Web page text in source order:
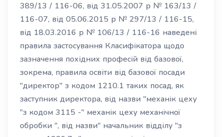
389/13 / 116-06, від 31.05.2007 р № 163/13 /
116-07, від 05.06.2015 р № 297/13 / 116-15,
від 18.03.2016 р № 106/13 / 116-16 наведені
правила застосування Класифікатора щодо
зазначення похідних професій від базової,
зокрема, правила освіти від базової посади
"директор" з кодом 1210.1 таких посад, як
заступник директора, від назви "механік цеху
"з кодом 3115 -" механік цеху механічної
обробки ", від назви" начальник відділу "з